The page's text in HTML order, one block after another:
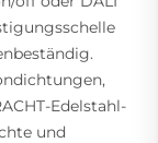
Edelstahl-
und